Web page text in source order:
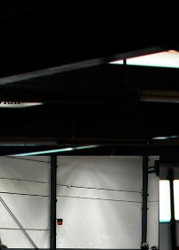
nur mit Sturmhaube!